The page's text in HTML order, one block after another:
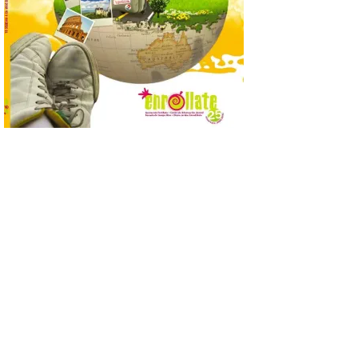
2026. — La I Feria de […]
El Jamón de bellota 100 %
ibérico «Guillén» de
Guijuelo ha sido el
ganador al mejor jamón de
bellota ibérico